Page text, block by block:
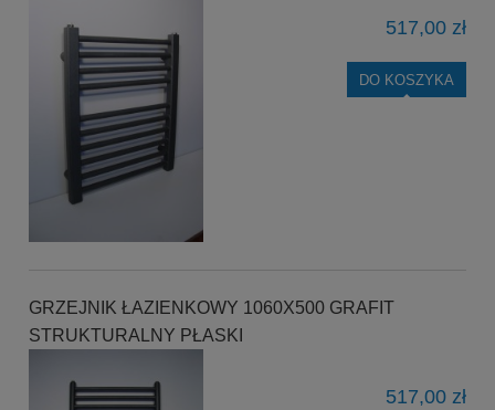
517,00 zł
DO KOSZYKA
GRZEJNIK ŁAZIENKOWY 1060X500 GRAFIT
STRUKTURALNY PŁASKI
517,00 zł